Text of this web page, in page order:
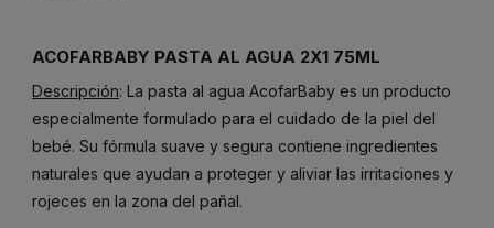
ACOFARBABY PASTA AL AGUA 2X1 75ML
Descripción: La pasta al agua AcofarBaby es un producto
especialmente formulado para el cuidado de la piel del
bebé. Su fórmula suave y segura contiene ingredientes
naturales que ayudan a proteger y aliviar las irritaciones y
rojeces en la zona del pañal.